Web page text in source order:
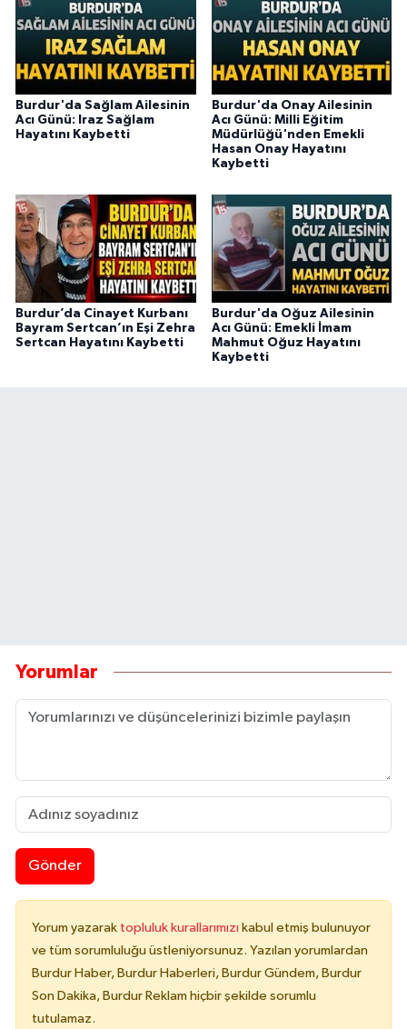
Burdur'da Sağlam Ailesinin
Acı Günü: Iraz Sağlam
Hayatını Kaybetti
Burdur'da Onay Ailesinin
Acı Günü: Milli Eğitim
Müdürlüğü'nden Emekli
Hasan Onay Hayatını
Kaybetti
Burdur’da Cinayet Kurbanı
Bayram Sertcan’ın Eşi Zehra
Sertcan Hayatını Kaybetti
Burdur'da Oğuz Ailesinin
Acı Günü: Emekli İmam
Mahmut Oğuz Hayatını
Kaybetti
Yorumlar
Gönder
Yorum yazarak topluluk kurallarımızı kabul etmiş bulunuyor
ve tüm sorumluluğu üstleniyorsunuz. Yazılan yorumlardan
Burdur Haber, Burdur Haberleri, Burdur Gündem, Burdur
Son Dakika, Burdur Reklam hiçbir şekilde sorumlu
tutulamaz.